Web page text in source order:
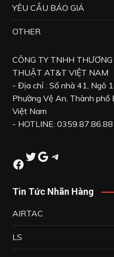
YÊU CẦU BÁO GIÁ
OTHER
CÔNG TY TNHH
THUẬT AT&T VIỆT NAM
- Địa chỉ : Số nhà 41, Ngõ
Phường Vệ An, Thành phố
Việt Nam
- HOTLINE: 0359.87.86.88
Facebook
Twitter
Google
Telegram
Tin Tức Nhãn Hàng
AIRTAC
LS